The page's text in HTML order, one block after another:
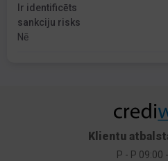
Ir identificēts
sankciju risks
Nē
Klientu
P - P 09:00